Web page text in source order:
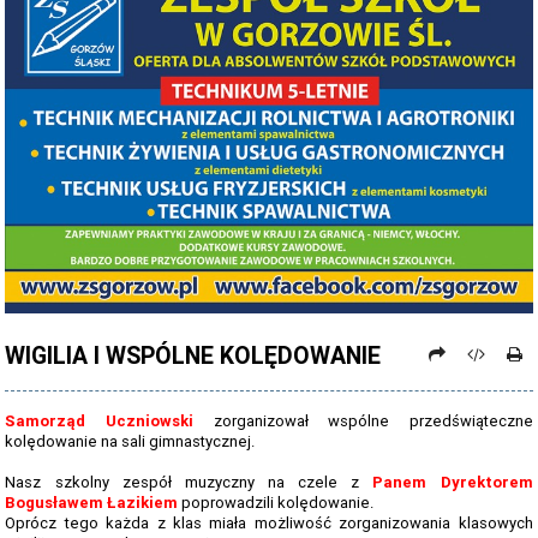
PROCEDURY NAUKI ZDALNEJ
PROCEDURY BEZPIECZEŃSTWA - COVID-19 - OD 15 WRZEŚNIA 2021
PREZENTACJA SZKOŁY 2026 - 2027
ZDJĘCIA GRUPOWE 2022 - 2023
KADRA PEDAGOGICZNA
DANE OSOBOWE
PROJEKT: "NOWE SPOJRZENIE - NOWE MOŻLIWOŚCI - SPOJRZENIE W
PRZYSZŁOŚĆ"
NABÓR NA ROK SZKOLNY 2026/2027
NASZE KIERUNKI TECHNIKUM - 2026-2027 - OPIS
REGULAMIN REKRUTACJI SZKOŁY DZIENNE 2026-2027
WIGILIA I WSPÓLNE KOLĘDOWANIE
Samorząd Uczniowski zorganizował wspólne przedświąteczne
kolędowanie na sali gimnastycznej.
Nasz szkolny zespół muzyczny na czele z Panem Dyrektorem
Bogusławem Łazikiem poprowadzili kolędowanie.
Oprócz tego każda z klas miała możliwość zorganizowania klasowych